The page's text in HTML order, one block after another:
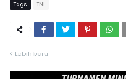
Tags TNI
Lebih baru